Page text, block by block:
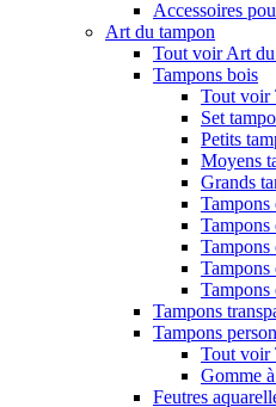
Accessoires
Art du tampon
Tout voir Art
Tampons bois
Tout voir
Set
Petits
Moyens
Grands
Tampons
Tampons
Tampons
Tampons
Tampons
Tampons
Tampons
Tout voir
Gomme
Feutres